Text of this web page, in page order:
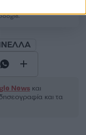
News και
και τα